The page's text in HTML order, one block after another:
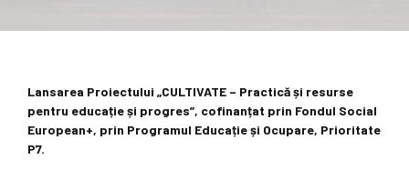
Lansarea Proiectului „CULTIVATE – Practică și resurse
pentru educație și progres”, cofinanțat prin Fondul Social
European+, prin Programul Educație și Ocupare, Prioritate
P7.